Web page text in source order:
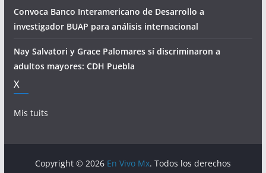
Convoca Banco Interamericano de Desarrollo a
investigador BUAP para análisis internacional
Nay Salvatori y Grace Palomares sí discriminaron a
adultos mayores: CDH Puebla
X
Mis tuits
Copyright © 2026 En Vivo Mx. Todos los derechos